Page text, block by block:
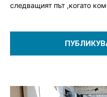
следващият път ,когато